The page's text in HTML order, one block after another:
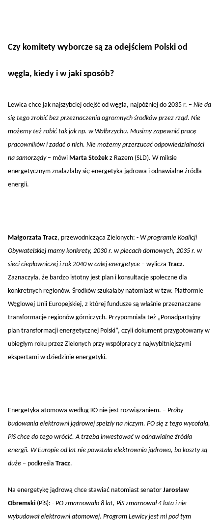
Czy komitety wyborcze są za odejściem Polski od
węgla, kiedy i w jaki sposób?
Lewica chce jak najszybciej odejść od węgla, najpóźniej do 2035 r. – Nie da
się tego zrobić bez przeznaczenia ogromnych środków przez rząd. Nie
możemy też robić tak jak np. w Wałbrzychu. Musimy zapewnić pracę
pracowników i zadać o nich. Nie możemy przerzucać odpowiedzialności
na samorządy– mówi Marta Stożek z Razem (SLD). W miksie
energetycznym znalazłaby się energetyka jądrowa i odnawialne źródła
energii.
Małgorzata Tracz, przewodnicząca Zielonych: - W programie Koalicji
Obywatelskiej mamy konkrety, 2030 r. w piecach domowych, 2035 r. w
sieci ciepłowniczej i rok 2040 w całej energetyce – wylicza Tracz.
Zaznaczyła, że bardzo istotny jest plan i konsultacje społeczne dla
konkretnych regionów. Środków szukałaby natomiast w tzw. Platformie
Węglowej Unii Europejskiej, z której fundusze są właśnie przeznaczane
transformacje regionów górniczych. Przypomniała też „Ponadpartyjny
plan transformacji energetycznej Polski”, czyli dokument przygotowany w
ubiegłym roku przez Zielonych przy współpracy z najwybitniejszymi
ekspertami w dziedzinie energetyki.
Energetyka atomowa według KO nie jest rozwiązaniem. – Próby
budowania elektrowni jądrowej spełzły na niczym. PO się z tego wycofała,
PiS chce do tego wrócić. A trzeba inwestować w odnawialne źródła
energii. W Europie od lat nie powstała elektrownia jądrowa, bo koszty są
duże – podkreśla Tracz.
Na energetykę jądrową chce stawiać natomiast senator Jarosław
Obremski (PiS): - PO zmarnowało 8 lat, PiS zmarnował 4 lata i nie
wybudował elektrowni atomowej. Program Lewicy jest mi pod tym